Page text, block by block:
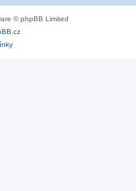
© phpBB Limited